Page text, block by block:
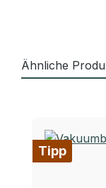
Ähnliche
Tipp